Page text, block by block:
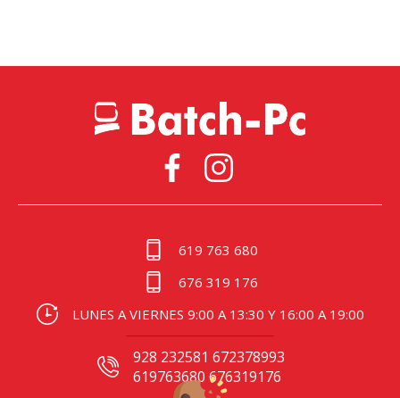
619 763 680
676 319 176
LUNES A VIERNES 9:00 A 13:30 Y 16:00 A 19:00
928 232581 672378993
619763680 676319176